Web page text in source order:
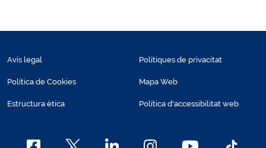
Avís legal
Política de Cookies
Estructura ètica
Polítiques de privacitat
Mapa Web
Política d'accessibilitat web